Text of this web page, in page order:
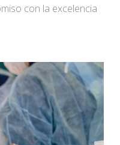
con la excelencia